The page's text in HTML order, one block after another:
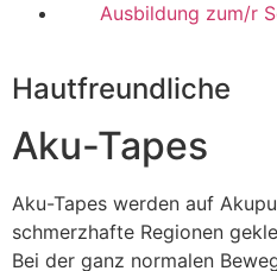
Ausbildung zum/r
Hautfreundliche
Aku-Tapes
Aku-Tapes werden auf
schmerzhafte Regionen
Bei der ganz normalen